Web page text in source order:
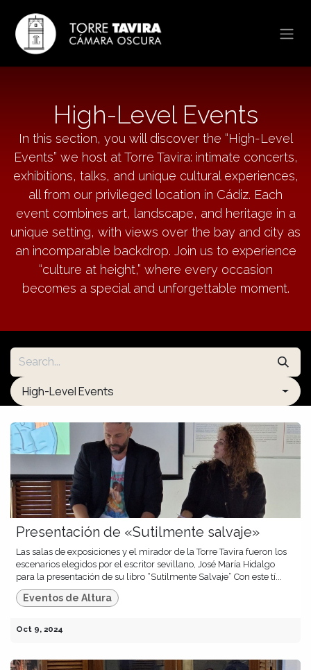
High-Level Events
In this section, you will discover the “High-Level
Events” we host at Torre Tavira: intimate concerts,
exhibitions, talks, and unique cultural experiences,
all from our privileged location in Cádiz. Each
event combines art, landscape, and heritage in a
unique setting, with views over the bay and city as
an incomparable backdrop. Join us to experience
“culture at height,” where every occasion
becomes a special and unforgettable moment.
High-Level Events
Presentación de «Sutilmente salvaje»
Las salas de exposiciones y el mirador de la Torre Tavira fueron los
escenarios elegidos por el escritor sevillano, José María Hidalgo
para la presentación de su libro “Sutilmente Salvaje” Con este tí...
Eventos de Altura
Oct 9, 2024